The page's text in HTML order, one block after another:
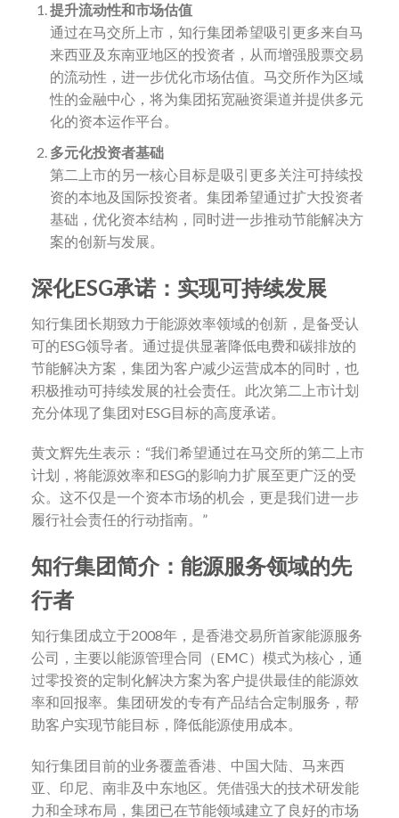
提升流动性和市场估值
通过在马交所上市，知行集团希望吸引更多来自马
来西亚及东南亚地区的投资者，从而增强股票交易
的流动性，进一步优化市场估值。马交所作为区域
性的金融中心，将为集团拓宽融资渠道并提供多元
化的资本运作平台。
多元化投资者基础
第二上市的另一核心目标是吸引更多关注可持续投
资的本地及国际投资者。集团希望通过扩大投资者
基础，优化资本结构，同时进一步推动节能解决方
案的创新与发展。
深化ESG承诺：实现可持续发展
知行集团长期致力于能源效率领域的创新，是备受认
可的ESG领导者。通过提供显著降低电费和碳排放的
节能解决方案，集团为客户减少运营成本的同时，也
积极推动可持续发展的社会责任。此次第二上市计划
充分体现了集团对ESG目标的高度承诺。
黄文辉先生表示：“我们希望通过在马交所的第二上市
计划，将能源效率和ESG的影响力扩展至更广泛的受
众。这不仅是一个资本市场的机会，更是我们进一步
履行社会责任的行动指南。”
知行集团简介：能源服务领域的先
行者
知行集团成立于2008年，是香港交易所首家能源服务
公司，主要以能源管理合同（EMC）模式为核心，通
过零投资的定制化解决方案为客户提供最佳的能源效
率和回报率。集团研发的专有产品结合定制服务，帮
助客户实现节能目标，降低能源使用成本。
知行集团目前的业务覆盖香港、中国大陆、马来西
亚、印尼、南非及中东地区。凭借强大的技术研发能
力和全球布局，集团已在节能领域建立了良好的市场